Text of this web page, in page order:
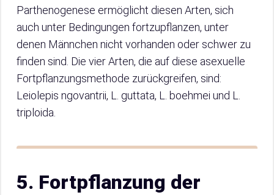
Parthenogenese ermöglicht diesen Arten, sich
auch unter Bedingungen fortzupflanzen, unter
denen Männchen nicht vorhanden oder schwer zu
finden sind. Die vier Arten, die auf diese asexuelle
Fortpflanzungsmethode zurückgreifen, sind:
Leiolepis ngovantrii, L. guttata, L. boehmei und L.
triploida.
5. Fortpflanzung der